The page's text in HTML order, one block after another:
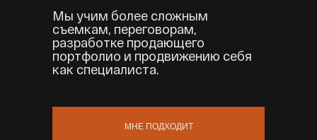
Мы учим более сложным
съемкам, переговорам,
разработке продающего
портфолио и продвижению себя
как специалиста.
МНЕ ПОДХОДИТ